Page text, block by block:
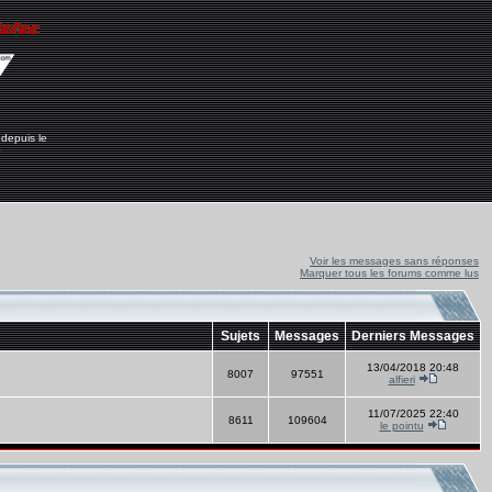
le
Voir les messages sans réponses
Marquer tous les forums comme lus
Sujets Messages Derniers Messages
8007 97551
13/04/2018 20:48
alfieri
8611 109604
11/07/2025 22:40
le pointu